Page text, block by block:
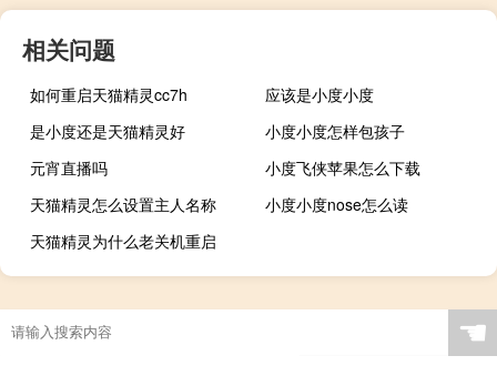
相关问题
如何重启天猫精灵cc7h
应该是小度小度
是小度还是天猫精灵好
小度小度怎样包孩子
元宵直播吗
小度飞侠苹果怎么下载
天猫精灵怎么设置主人名称
小度小度nose怎么读
天猫精灵为什么老关机重启
☚